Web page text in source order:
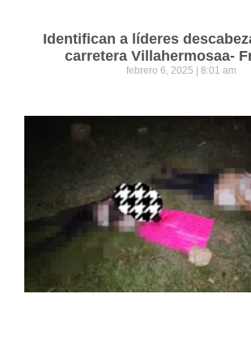
Identifican a líderes
carretera Villahermosaa-
febrero 6, 2025 8:01 am